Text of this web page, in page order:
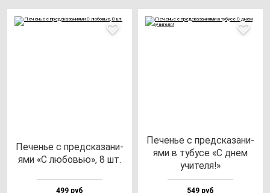
Печенье с пред­ска­за­ни­
ями «С лю­бовью», 8 шт.
499 руб
Печенье с пред­ска­за­ни­
ями в ту­бу­се «С днем
учи­те­ля!»
549 руб